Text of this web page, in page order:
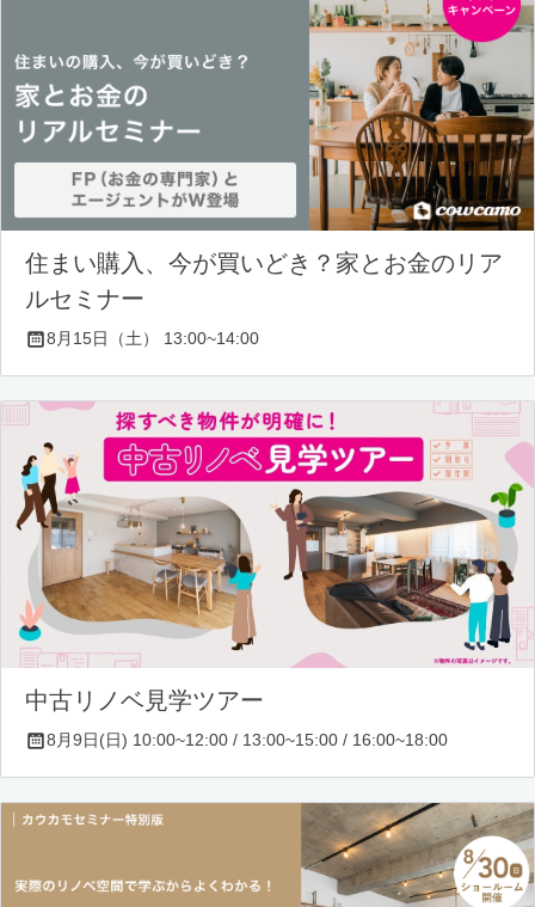
住まい購入、今が買いどき？家とお金のリア
ルセミナー
8月15日（土） 13:00~14:00
中古リノベ見学ツアー
8月9日(日) 10:00~12:00 / 13:00~15:00 / 16:00~18:00